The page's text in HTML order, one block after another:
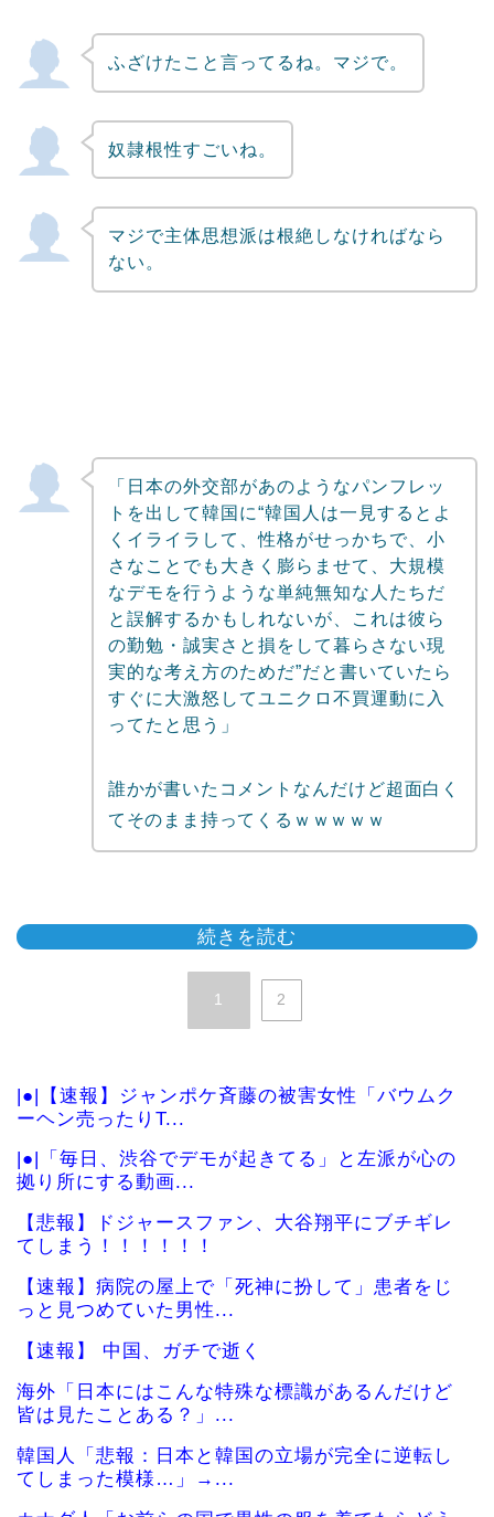
ふざけたこと言ってるね。マジで。
奴隷根性すごいね。
マジで主体思想派は根絶しなければなら
ない。
「日本の外交部があのようなパンフレッ
トを出して韓国に“韓国人は一見するとよ
くイライラして、性格がせっかちで、小
さなことでも大きく膨らませて、大規模
なデモを行うような単純無知な人たちだ
と誤解するかもしれないが、これは彼ら
の勤勉・誠実さと損をして暮らさない現
実的な考え方のためだ”だと書いていたら
すぐに大激怒してユニクロ不買運動に入
ってたと思う」
誰かが書いたコメントなんだけど超面白く
てそのまま持ってくるｗｗｗｗｗ
続きを読む
1 2
|●|【速報】ジャンポケ斉藤の被害女性「バウムク
ーヘン売ったりT...
|●|「毎日、渋谷でデモが起きてる」と左派が心の
拠り所にする動画...
【悲報】ドジャースファン、大谷翔平にブチギレ
てしまう！！！！！！
【速報】病院の屋上で「死神に扮して」患者をじ
っと見つめていた男性...
【速報】 中国、ガチで逝く
海外「日本にはこんな特殊な標識があるんだけど
皆は見たことある？」...
韓国人「悲報：日本と韓国の立場が完全に逆転し
てしまった模様…」→...